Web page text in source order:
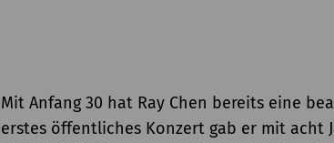
Mit Anfang 30 hat Ray Chen bereits eine
erstes öffentliches Konzert gab er mit acht